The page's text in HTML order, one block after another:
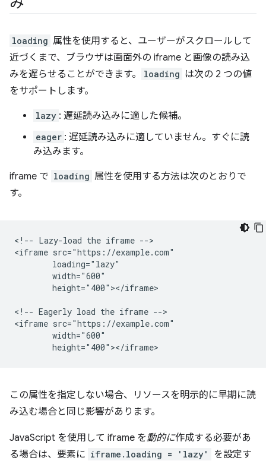
loading 属性を使用すると、ユーザーがスクロールして
近づくまで、ブラウザは画面外の iframe と画像の読み込
みを遅らせることができます。
loading は次の 2 つの値
をサポートします。
lazy : 遅延読み込みに適した候補。
eager : 遅延読み込みに適していません。すぐに読
み込みます。
iframe で loading 属性を使用する方法は次のとおりで
す。
<!-- Lazy-load the iframe -->
<iframe src="https://example.com"
        loading="lazy"
        width="600"
        height="400"></iframe>
<!-- Eagerly load the iframe -->
<iframe src="https://example.com"
        width="600"
この属性を指定しない場合、リソースを明示的に早期に読
み込む場合と同じ影響があります。
JavaScript を使用して iframe を動的に作成する必要があ
る場合は、要素に iframe.loading = 'lazy'
を設定す